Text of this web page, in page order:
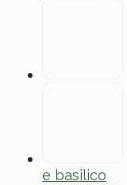
e basilico